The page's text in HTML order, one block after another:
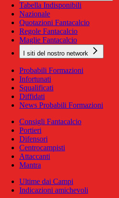
Tabella Indisponibili
Nazionale
Quotazioni Fantacalcio
Regole Fantacalcio
Maglie Fantacalcio
I siti del nostro network
Probabili Formazioni
Infortunati
Squalificati
Diffidati
News Probabili Formazioni
Consigli Fantacalcio
Portieri
Difensori
Centrocampisti
Attaccanti
Mantra
Ultime dai Campi
Indicazioni amichevoli